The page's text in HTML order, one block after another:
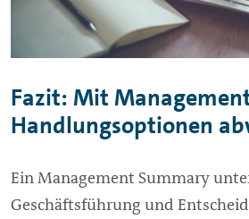
Fazit: Mit
Handlungsoptionen
EinManagement Summary
Geschäftsführung und